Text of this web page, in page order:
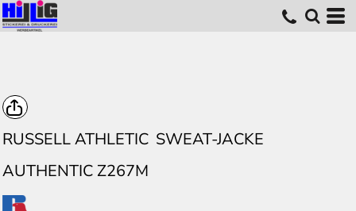
RUSSELL ATHLETIC SWEAT-JACKE
AUTHENTIC Z267M